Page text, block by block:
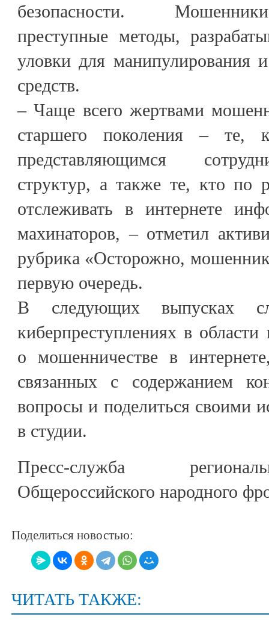
безопасности.
преступные методы,
уловки для манипулирования
средств.
– Чаще всего жертвами
старшего поколения – те,
представляющимся
структур, а также те, кто по
отслеживать в интернете
махинаторов, – отметил
рубрика «Осторожно,
первую очередь.
В следующих выпусках
киберпреступлениях в
о мошенничестве в
связанных с содержанием
вопросы и поделиться своими
в студии.
Пресс-служба
Общероссийского народного
Поделиться новостью:
ЧИТАТЬ ТАКЖЕ: